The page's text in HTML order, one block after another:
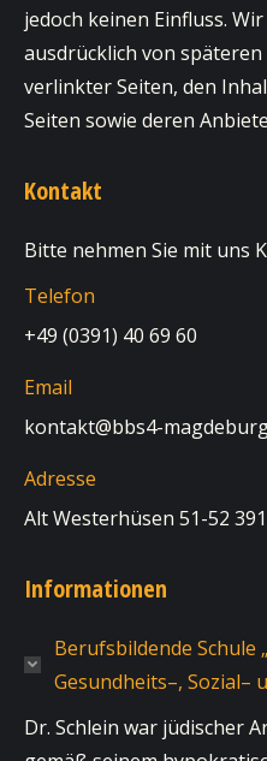
jedoch keinen Einfluss.
ausdrücklich von
verlinkter Seiten, den
Seiten sowie deren
Kontakt
Bitte nehmen Sie mit uns
Telefon
+49 (0391) 40 69 60
Email
kontakt@bbs4-
Adresse
Alt Westerhüsen 51-52
Informationen
Berufsbildende Schule
Gesundheits–, Sozial–
Dr. Schlein war jüdischer